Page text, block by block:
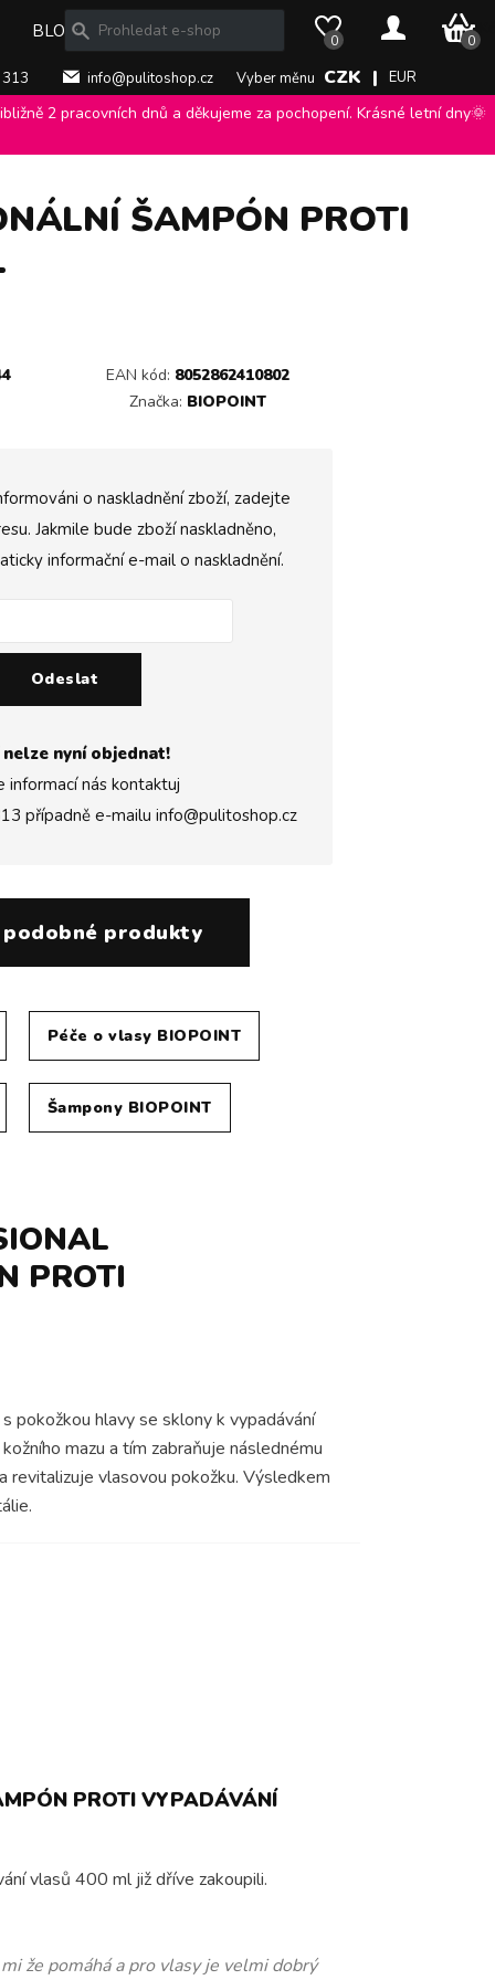
info@pulitoshop.cz Vyber měnu CZK | EUR
BLOG 0 0
0 Kč
2 pracovních dnů a děkujeme za pochopení. Krásné letní dny🌞
šampón proti vypadávání vlasů 400 ml
ŠAMPÓN PROTI
EAN kód: 8052862410802
Značka: BIOPOINT
o naskladnění zboží, zadejte
Jakmile bude zboží naskladněno,
informační e-mail o naskladnění.
Odeslat
nelze nyní objednat!
informací nás kontaktuj
případně e-mailu info@pulitoshop.cz
produkty
Péče o vlasy BIOPOINT
Šampony BIOPOINT
PROTI
pokožkou hlavy se sklony k vypadávání
mazu a tím zabraňuje následnému
revitalizuje vlasovou pokožku. Výsledkem
PROTI VYPADÁVÁNÍ
vlasů 400 ml již dříve zakoupili.
lupy též zmizely. používám krátce ale zdá se